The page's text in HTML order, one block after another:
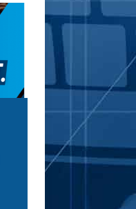
IM BRENNPUNKT
IS droht
mit
AfD wird
Terror
Unsere